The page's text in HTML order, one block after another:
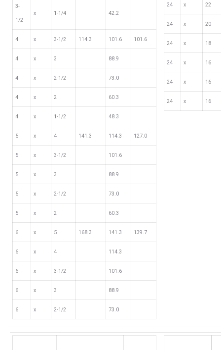
3-
1/2
х 1-1/4 42.2
4 х 3-1/2 114.3 101.6 101.6
4 х 3 88.9
4 х 2-1/2 73.0
4 х 2 60.3
4 х 1-1/2 48.3
5 х 4 141.3 114.3 127.0
5 х 3-1/2 101.6
5 х 3 88.9
5 х 2-1/2 73.0
5 х 2 60.3
6 х 5 168.3 141.3 139.7
6 х 4 114.3
6 х 3-1/2 101.6
6 х 3 88.9
6 х 2-1/2 73.0
24 х 22
24 х 20
24 х 18
24 х 16
24 х 16
24 х 16